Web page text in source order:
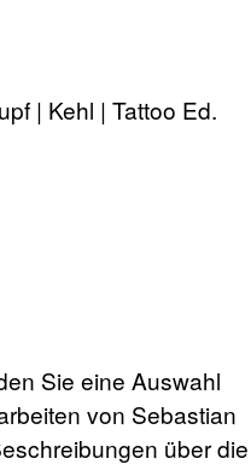
| Kehl | Tattoo Ed.
Sie eine Auswahl
von Sebastian
über die